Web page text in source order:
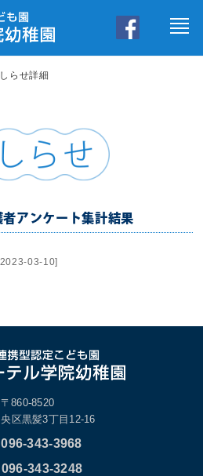
らせ詳細
アンケート集計結果
03-10]
〒860-8520
区黒髪3丁目12-16
343-3968
096-343-3248